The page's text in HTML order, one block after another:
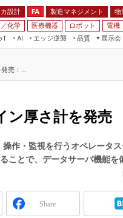
カ設計 FA 製造マネジメント 物
化学 医療機器 ロボット 電機
AI
エッジ逆襲 品質
展示会
モビリティショー
工場EXPO
つながるクルマ
VR／AR
フィールドサービス
FPGA
組み込み画像技術
Windows Embedded
FA
モビリティ
素材／化学
売：...
ン厚さ計を発売
作・監視を行うオペレータス
ことで、データサーバ機能を
Share